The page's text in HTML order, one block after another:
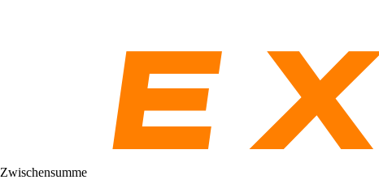
Zwischensumme